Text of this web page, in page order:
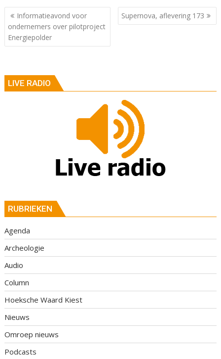
Berichtnavigatie
Informatieavond voor
ondernemers over pilotproject
Energiepolder
Supernova, aflevering 173
LIVE RADIO
RUBRIEKEN
Agenda
Archeologie
Audio
Column
Hoeksche Waard Kiest
Nieuws
Omroep nieuws
Podcasts